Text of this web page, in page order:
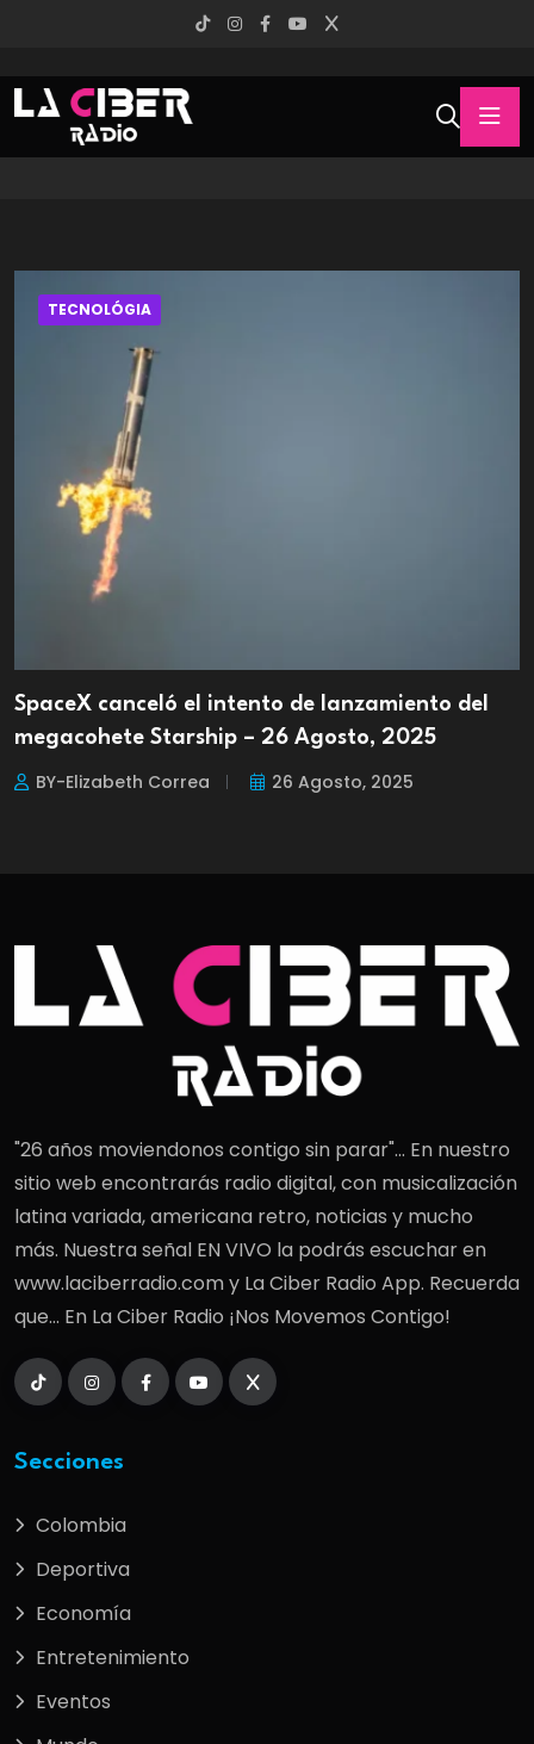
TECNOLÓGIA
SpaceX canceló el intento de lanzamiento del
megacohete Starship – 26 Agosto, 2025
BY-Elizabeth Correa 26 Agosto, 2025
"26 años moviendonos contigo sin parar"... En nuestro
sitio web encontrarás radio digital, con musicalización
latina variada, americana retro, noticias y mucho
más. Nuestra señal EN VIVO la podrás escuchar en
www.laciberradio.com y La Ciber Radio App. Recuerda
que... En La Ciber Radio ¡Nos Movemos Contigo!
Secciones
Colombia
Deportiva
Economía
Entretenimiento
Eventos